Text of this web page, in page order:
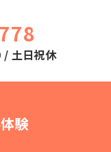
/ 土日祝休
験